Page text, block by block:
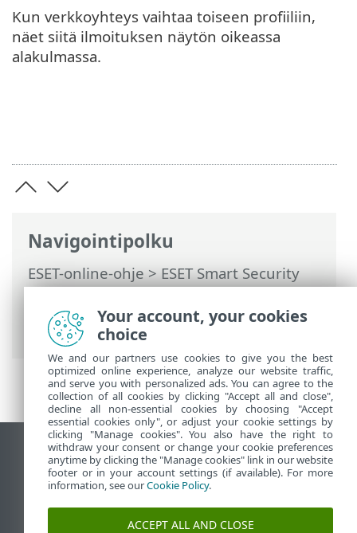
Navigointipolku
ESET-online-ohje>ESET Smart Security
Premium>Lisäasetukset>Suojaukset>
Verkon käytön suojaus>
Verkkoyhteysprofiilit
Kun verkkoyhteys vaihtaa toiseen profiiliin,
näet siitä ilmoituksen näytön oikeassa
alakulmassa.
Näytä tietokonesivusto
End of Life
ESET-tietämyskanta
ESET-foorumi
Your account, your cookies
choice
We and our partners use cookies to give you the best
optimized online experience, analyze our website traffic,
and serve you with personalized ads. You can agree to the
collection of all cookies by clicking "Accept all and close",
decline all non-essential cookies by choosing "Accept
essential cookies only", or adjust your cookie settings by
clicking "Manage cookies". You also have the right to
withdraw your consent or change your cookie preferences
anytime by clicking the "Manage cookies" link in our website
footer or in your account settings (if available). For more
information, see ourCookie Policy.
ACCEPT ALL AND CLOSE